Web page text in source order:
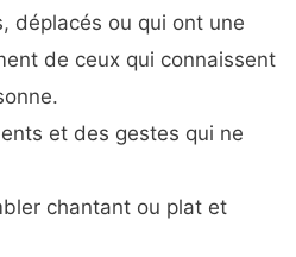
déplacés ou qui ont une
de ceux qui connaissent
et des gestes qui ne
chantant ou plat et